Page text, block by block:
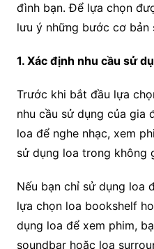
đình bạn. Để lựa chọn
lưu ý những bước cơ bản
1. Xác định nhu cầu sử
Trước khi bắt đầu lựa
nhu cầu sử dụng của gia
loa để nghe nhạc, xem
sử dụng loa trong không
Nếu bạn chỉ sử dụng loa
lựa chọn loa bookshelf
dụng loa để xem phim,
soundbar hoặc loa